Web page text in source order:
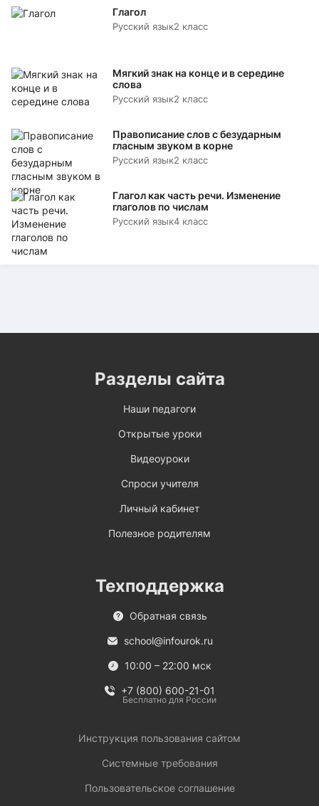
Глагол
Русский язык2 класс
Мягкий знак на конце и в середине
слова
Русский язык2 класс
Правописание слов с безударным
гласным звуком в корне
Русский язык2 класс
Глагол как часть речи. Изменение
глаголов по числам
Русский язык4 класс
Разделы сайта
Наши педагоги
Открытые уроки
Видеоуроки
Спроси учителя
Личный кабинет
Полезное родителям
Техподдержка
Обратная связь
school@infourok.ru
10:00 – 22:00 мск
+7 (800) 600-21-01
Бесплатно для России
Инструкция пользования сайтом
Системные требования
Пользовательское соглашение